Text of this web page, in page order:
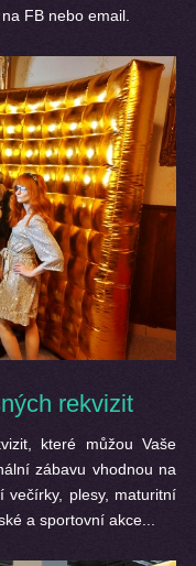
FB nebo email.
rekvizit
které můžou Vaše
zábavu vhodnou na
večírky, plesy, maturitní
a sportovní akce...